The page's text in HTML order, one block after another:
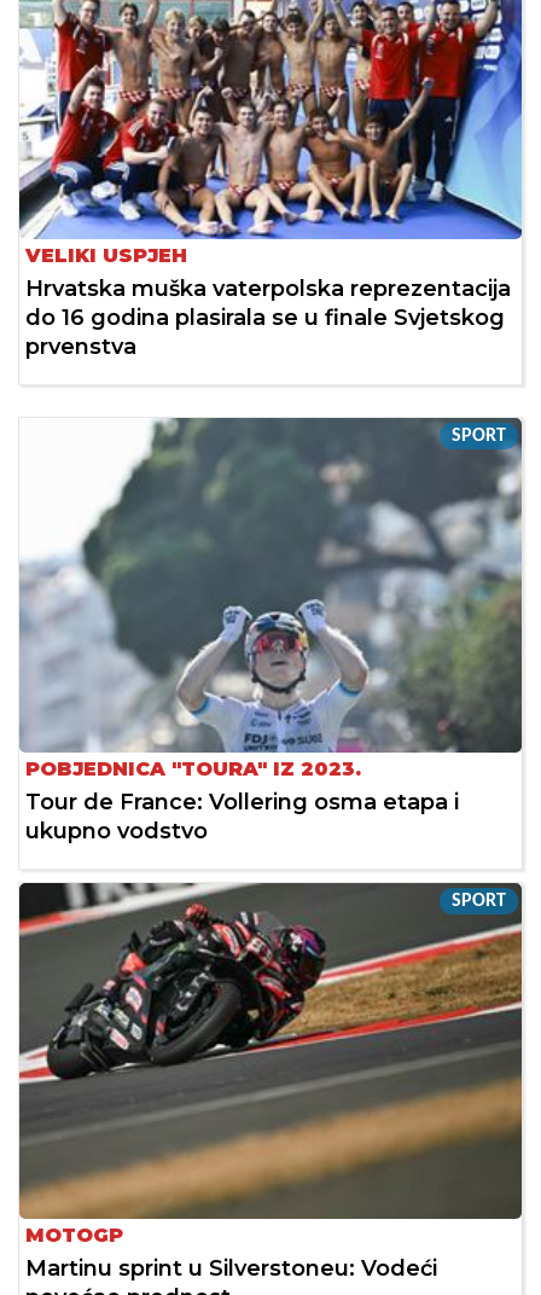
VELIKI USPJEH
Hrvatska muška vaterpolska reprezentacija
do 16 godina plasirala se u finale Svjetskog
prvenstva
SPORT
POBJEDNICA "TOURA" IZ 2023.
Tour de France: Vollering osma etapa i
ukupno vodstvo
SPORT
MOTOGP
Martinu sprint u Silverstoneu: Vodeći